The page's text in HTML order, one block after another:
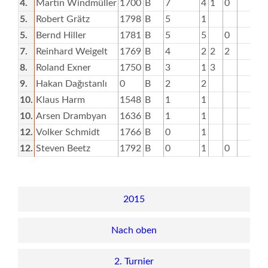
4. Martin Windmüller 1700 B 7 4 1 0
5.
Robert Grätz 1798 B 5
1
5.
Bernd Hiller 1781 B 5 5 0
7.
Reinhard Weigelt 1769 B 4 2 2
2
8.
Roland Exner 1750 B 3 1
3
9.
Hakan Dağıstanlı 0 B 2 2
10. Klaus Harm 1548 B 1 1
10. Arsen Drambyan 1636 B 1
1
12. Volker Schmidt 1766 B 0 1
12. Steven Beetz 1792 B 0 1 0
2015
Nach oben
2. Turnier